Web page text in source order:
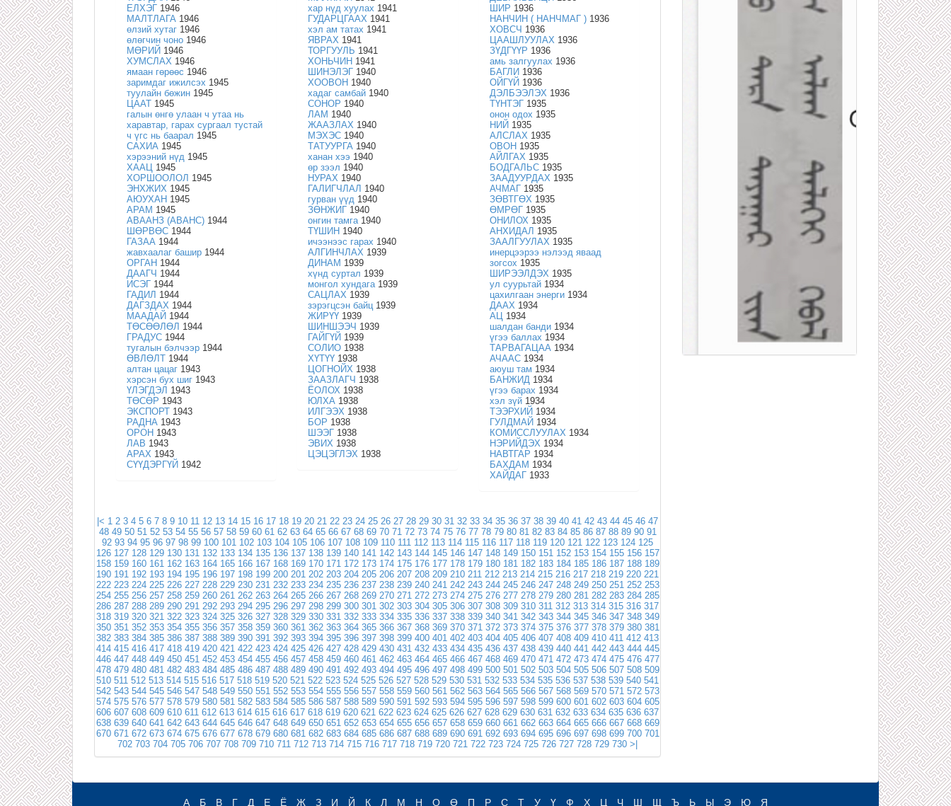
ЕЛХЭГ 1946
МАЛТЛАГА 1946
өлзий хутаг 1946
өлөгчин чоно 1946
МӨРИЙ 1946
ХУМСЛАХ 1946
ямаан гөрөөс 1946
заримдаг ижилсэх 1945
туулайн бөжин 1945
ЦААТ 1945
галын өнгө улаан ч утаа нь
харавтар, гарах сургаал тустай
ч үгс нь баарал 1945
САХИА 1945
хэрээний нүд 1945
ХААЦ 1945
ХОРШООЛОЛ 1945
ЭНХЖИХ 1945
АЮУХАН 1945
АРАМ 1945
АВААНЗ (АВАНС) 1944
ШӨРВӨС 1944
ГАЗАА 1944
жавхаалаг башир 1944
ОРГАН 1944
ДААГЧ 1944
ИСЭГ 1944
ГАДИЛ 1944
ДАГЗДАХ 1944
МААДАЙ 1944
ТӨСӨӨЛӨЛ 1944
ГРАДУС 1944
тугалын бэлчээр 1944
ӨВЛӨЛТ 1944
алтан цацаг 1943
хэрсэн бух шиг 1943
ҮЛЭГДЭЛ 1943
ТӨСӨР 1943
ЭКСПОРТ 1943
РАДНА 1943
ОРОН 1943
ЛАВ 1943
АРАХ 1943
СҮҮДЭРГҮЙ 1942
хар нүд хуулах 1941
ГУДАРЦГААХ 1941
хэл ам татах 1941
ЯВРАХ 1941
ТОРГУУЛЬ 1941
ХОНЬЧИН 1941
ШИНЭЛЭГ 1940
ХООВОН 1940
хадаг самбай 1940
СОНОР 1940
ЛАМ 1940
ЖААЗЛАХ 1940
МЭХЭС 1940
ТАТУУРГА 1940
ханан хээ 1940
өр зээл 1940
НУРАХ 1940
ГАЛИГЧЛАЛ 1940
гурван үүд 1940
ЗӨНЖИГ 1940
онгин тамга1940
ТҮШИН 1940
ичээнээс гарах 1940
АЛГИНЧЛАХ 1939
ДИНАМ 1939
хүнд суртал 1939
монгол хундага1939
САЦЛАХ 1939
зэрэгцсэн байц 1939
ЖИРҮҮ 1939
ШИНШЭЭЧ 1939
ГАЙГҮЙ 1939
СОЛИО 1938
ХҮТҮҮ 1938
ЦОГНОЙХ 1938
ЗААЗЛАГЧ 1938
ЁОЛОХ 1938
ЮЛХА 1938
ИЛГЭЭХ 1938
БОР 1938
ШЭЭГ 1938
ЭВИХ 1938
ЦЭЦЭГЛЭХ 1938
ШИР 1936
НАНЧИН ( НАНЧМАГ )1936
ХОВСЧ 1936
ЦААШЛУУЛАХ 1936
ЗҮДГҮҮР 1936
амь залгуулах 1936
БАГЛИ 1936
ОЙГҮЙ 1936
ДЭЛБЭЭЛЭХ 1936
ТҮНТЭГ1935
онон одох 1935
НИЙ 1935
АЛСЛАХ 1935
ОВОН 1935
АЙЛГАХ 1935
БОДГАЛЬС1935
ЗААДУУРДАХ 1935
АЧМАГ1935
ЗӨВТГӨХ 1935
ӨМРӨГ1935
ОНИЛОХ 1935
АНХИДАЛ 1935
ЗААЛГУУЛАХ 1935
инерцээрээ нэлээд яваад
зогсох 1935
ШИРЭЭЛДЭХ 1935
ул суурьтай1934
цахилгаан энерги1934
ДААХ 1934
АЦ1934
шалдан банди1934
үгээ баллах 1934
ТАРВАГАЦАА1934
АЧААС1934
аюуш там 1934
БАНЖИД1934
үгээ барах 1934
хэл зүй1934
ТЭЭРХИЙ 1934
ГУЛДМАЙ 1934
КОМИССЛУУЛАХ 1934
НЭРИЙДЭХ 1934
НАВТГАР 1934
БАХДАМ 1934
ХАЙДАГ1933
|< 1 2 3 4 5 6 7 8 9 10 11 12 13 14 15 16 17 18 19 20 21 22 23 24 25 26 27 28 29 30 31 32 33 34 35 36 37 38 39 40 41 42 43 44 45 46 47
48 49 50 51 52 53 54 55 56 57 58 59 60 61 62 63 64 65 66 67 68 69 70 71 72 73 74 75 76 77 78 79 80 81 82 83 84 85 86 87 88 89 90 91
92 93 94 95 96 97 98 99 100 101 102 103 104 105 106 107 108 109 110 111 112 113 114 115 116 117 118 119 120 121 122 123 124 125
126 127 128 129 130 131 132 133 134 135 136 137 138 139 140 141 142 143 144 145 146 147 148 149 150 151 152 153 154 155 156 157
158 159 160 161 162 163 164 165 166 167 168 169 170 171 172 173 174 175 176 177 178 179 180 181 182 183 184 185 186 187 188 189
190 191 192 193 194 195 196 197 198 199 200 201 202 203 204 205 206 207 208 209 210 211 212 213 214 215 216 217 218 219 220 221
222 223 224 225 226 227 228 229 230 231 232 233 234 235 236 237 238 239 240 241 242 243 244 245 246 247 248 249 250 251 252 253
254 255 256 257 258 259 260 261 262 263 264 265 266 267 268 269 270 271 272 273 274 275 276 277 278 279 280 281 282 283 284 285
286 287 288 289 290 291 292 293 294 295 296 297 298 299 300 301 302 303 304 305 306 307 308 309 310 311 312 313 314 315 316 317
318 319 320 321 322 323 324 325 326 327 328 329 330 331 332 333 334 335 336 337 338 339 340 341 342 343 344 345 346 347 348 349
350 351 352 353 354 355 356 357 358 359 360 361 362 363 364 365 366 367 368 369 370 371 372 373 374 375 376 377 378 379 380 381
382 383 384 385 386 387 388 389 390 391 392 393 394 395 396 397 398 399 400 401 402 403 404 405 406 407 408 409 410 411 412 413
414 415 416 417 418 419 420 421 422 423 424 425 426 427 428 429 430 431 432 433 434 435 436 437 438 439 440 441 442 443 444 445
446 447 448 449 450 451 452 453 454 455 456 457 458 459 460 461 462 463 464 465 466 467 468 469 470 471 472 473 474 475 476 477
478 479 480 481 482 483 484 485 486 487 488 489 490 491 492 493 494 495 496 497 498 499 500 501 502 503 504 505 506 507 508 509
510 511 512 513 514 515 516 517 518 519 520 521 522 523 524 525 526 527 528 529 530 531 532 533 534 535 536 537 538 539 540 541
542 543 544 545 546 547 548 549 550 551 552 553 554 555 556 557 558 559 560 561 562 563 564 565 566 567 568 569 570 571 572 573
574 575 576 577 578 579 580 581 582 583 584 585 586 587 588 589 590 591 592 593 594 595 596 597 598 599 600 601 602 603 604 605
606 607 608 609 610 611 612 613 614 615 616 617 618 619 620 621 622 623 624 625 626 627 628 629 630 631 632 633 634 635 636 637
638 639 640 641 642 643 644 645 646 647 648 649 650 651 652 653 654 655 656 657 658 659 660 661 662 663 664 665 666 667 668 669
670 671 672 673 674 675 676 677 678 679 680 681 682 683 684 685 686 687 688 689 690 691 692 693 694 695 696 697 698 699 700 701
702 703 704 705 706 707 708 709 710 711 712 713 714 715 716 717 718 719 720 721 722 723 724 725 726 727 728 729 730 >|
А Б В Г Д Е Ё Ж З И Й К Л М Н О Ө П Р С Т У Ү Ф Х Ц Ч Ш Щ Ъ Ь Ы Э Ю Я